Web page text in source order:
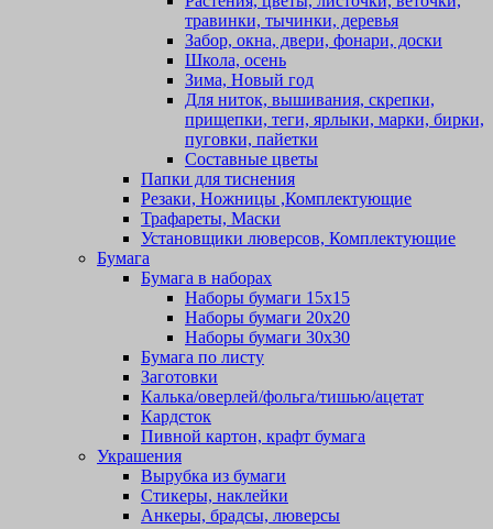
травинки, тычинки, деревья
Забор, окна, двери, фонари, доски
Школа, осень
Зима, Новый год
Для ниток, вышивания, скрепки,
прищепки, теги, ярлыки, марки, бирки,
пуговки, пайетки
Составные цветы
Папки для тиснения
Резаки, Ножницы ,Комплектующие
Трафареты, Маски
Установщики люверсов, Комплектующие
Бумага
Бумага в наборах
Наборы бумаги 15х15
Наборы бумаги 20х20
Наборы бумаги 30х30
Бумага по листу
Заготовки
Калька/оверлей/фольга/тишью/ацетат
Кардсток
Пивной картон, крафт бумага
Украшения
Вырубка из бумаги
Стикеры, наклейки
Анкеры, брадсы, люверсы